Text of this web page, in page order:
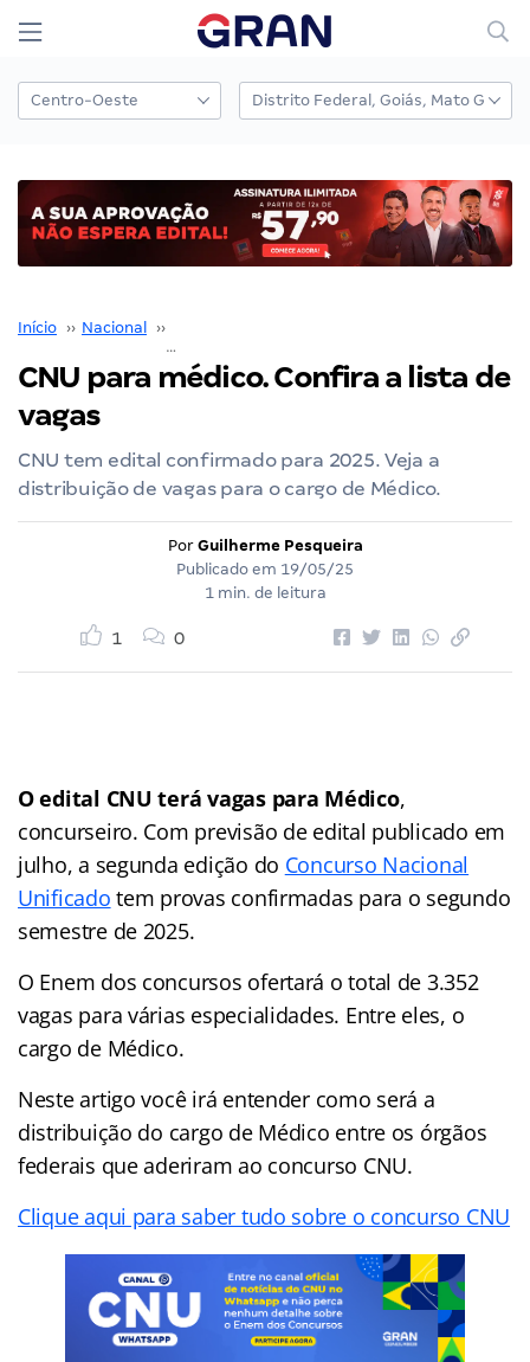
Início ›› Nacional ››
CNU para médico. Confira a lista de
vagas
CNU tem edital confirmado para 2025. Veja a
distribuição de vagas para o cargo de Médico.
Por Guilherme Pesqueira
Publicado em 19/05/25
1 min. de leitura
1 0
O edital CNU terá vagas para Médico,
concurseiro. Com previsão de edital publicado em
julho, a segunda edição do Concurso Nacional
Unificado tem provas confirmadas para o segundo
semestre de 2025.
O Enem dos concursos ofertará o total de 3.352
vagas para várias especialidades. Entre eles, o
cargo de Médico.
Neste artigo você irá entender como será a
distribuição do cargo de Médico entre os órgãos
federais que aderiram ao concurso CNU.
Clique aqui para saber tudo sobre o concurso CNU